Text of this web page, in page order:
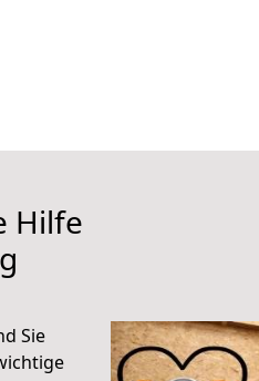
Hilfe
Sie